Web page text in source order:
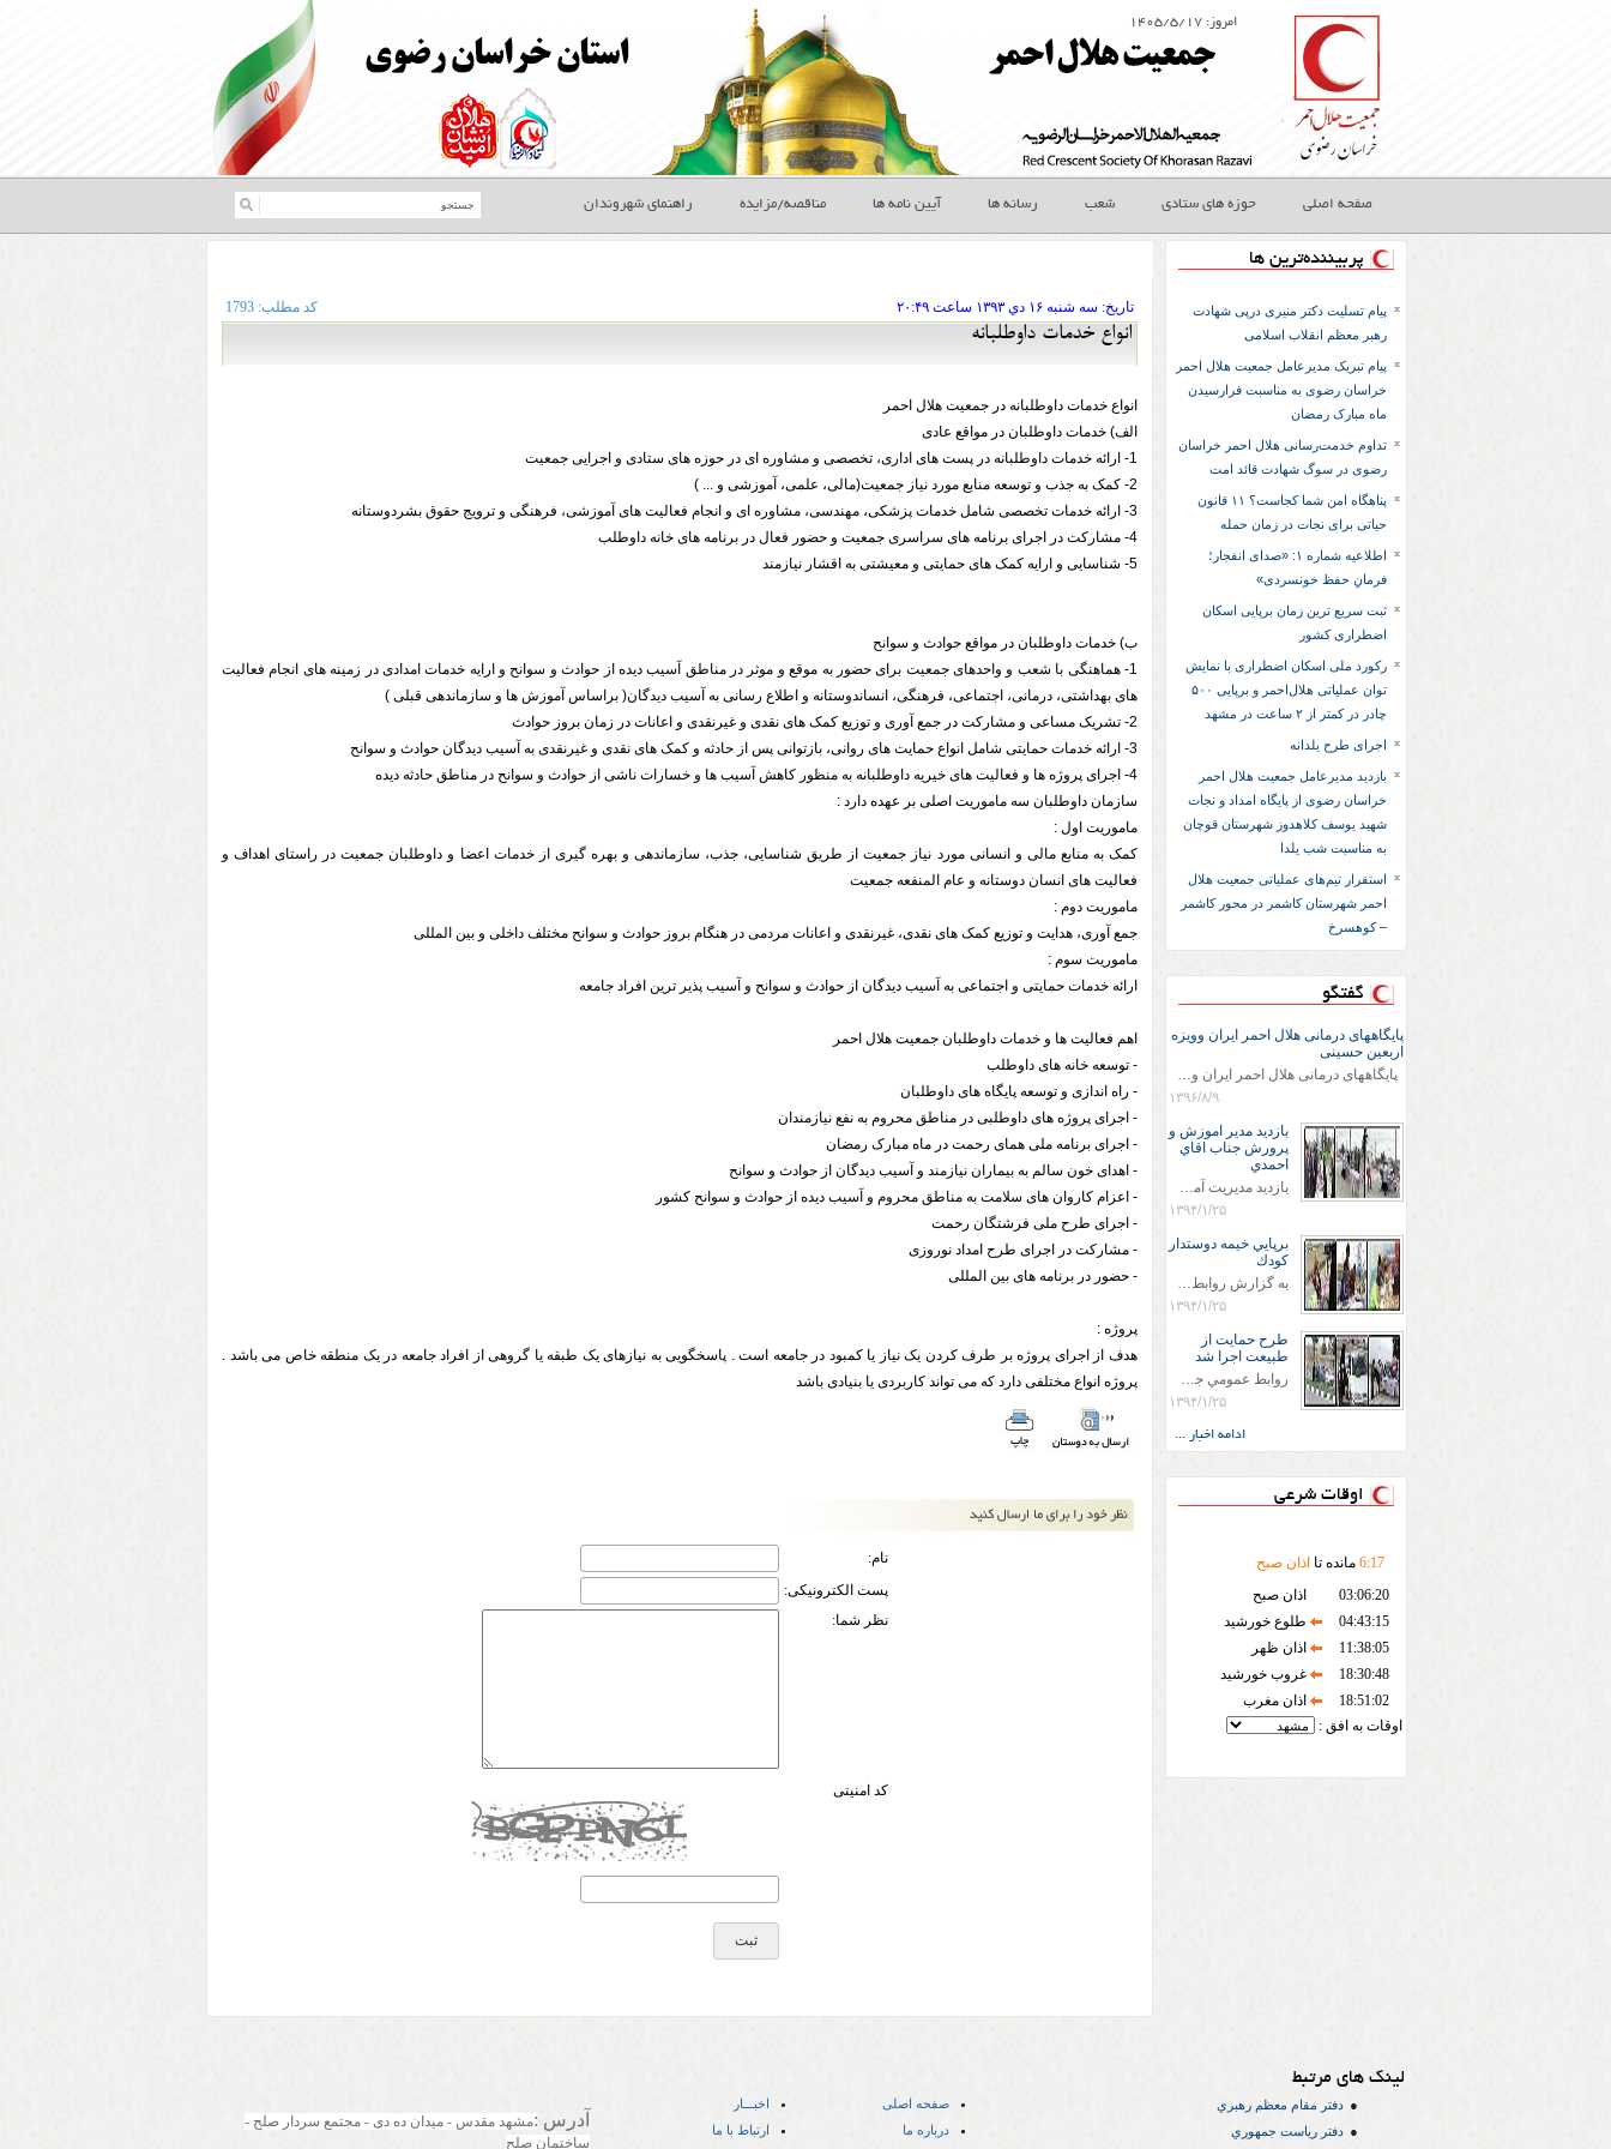
امروز: ۱۴۰۵/۵/۱۷
صفحه اصلی حوزه های ستادی شعب رسانه ها آیین نامه ها مناقصه/مزایده راهنمای شهروندان
پربیننده‌ترین ها
پیام تسلیت دکتر منیری درپی شهادت
رهبر معظم انقلاب اسلامی
پیام تبریک مدیرعامل جمعیت هلال احمر
خراسان رضوی به مناسبت فرارسیدن
ماه مبارک رمضان
تداوم خدمت‌رسانی هلال احمر خراسان
رضوی در سوگ شهادت قائد امت
پناهگاه امن شما کجاست؟ ۱۱ قانون
حیاتی برای نجات در زمان حمله
اطلاعیه شماره ۱: «صدای انفجار؛
فرمانِ حفظ خونسردی»
ثبت سریع‌ ترین زمان برپایی اسکان
اضطراری کشور
رکورد ملی اسکان اضطراری با نمایش
توان عملیاتی هلال‌احمر و برپایی ۵۰۰
چادر در کمتر از ۲ ساعت در مشهد
اجرای طرح یلدانه
بازدید مدیرعامل جمعیت هلال احمر
خراسان رضوی از پایگاه امداد و نجات
شهید یوسف کلاهدوز شهرستان قوچان
به مناسبت شب یلدا
استقرار تیم‌های عملیاتی جمعیت هلال
احمر شهرستان کاشمر در محور کاشمر
– کوهسرخ
گفتگو
پایگاههای درمانی هلال احمر ایران وویزه
اربعین حسینی
پایگاههای درمانی هلال احمر ایران وویزه اربعین حسینی
۱۳۹۶/۸/۹
بازديد مدير اموزش و
پرورش جناب اقاي
احمدي
بازديد مديريت آموزش و پروش جناب اقاي احمدي به همراه اعضاي ستاد اسكان آموزش و پروش شهرستان سرخس در ساعت 11:30 در مورخه 11/1/1394 صورت گرفت و مسئولین با حضور در پست مسافرين نوروزی كه جمعیت هلال احمر شهرستان از نزدیک در جریان روند اجرای طرح های قرار گرفتند .
۱۳۹۴/۱/۲۵
برپايي خيمه دوستدار
كودك
به گزارش روابط عمومي جمعيت هلال احمر شهرستان سرخس علاوه بر اجرای خدمات امدادی، راهنمایی های گردشگری و موقعیت های جغرافیایی و برپایی چادرهای سلامت به منظور سنجش رایگان فشار و قندخون مسافران، ، خيمه هايي.با عنوان دوستدار کودک تجهیزشده که دراین فضا کودکان مراجعه کننده از طریق نقاشی و سایر هنرهای تجسمی با مفاهیم جمعیت هلال احمر و اصول هفتگانه آن آشنا می شوند. به دليل حضور چشم گير كودكان و خانواده ها سعی شده در قالب های متناسب با سنین کودکان مراجعه کنند
۱۳۹۴/۱/۲۵
طرح حمايت از
طبيعت اجرا شد
روابط عمومي جمعيت هلال احمر سرخس جمعيت هلال احمر سرخس در روز طبيعت جوانان جمعيت هلال احمر سرخس در راستاي حفاظت و حمايت از محيط زيست با انگيزه داشتن طبيعت زيبا و بدون زباله و جهت فرهنگ سازي طرح حمايت از طبيعت را اجرا نمودند. اين طرح با رويكرد حمايتي و اموزشي در خصوص اشتي باطبيعت اجرا شد و در اين طرح 700 عدد كيسه زباله وبروشور در خروجي هاي شهر بين همشهريان و مسافرين نوروزي توزيع گرديد و در راه بازگشت كيسه هاي زباله توسط همشهريان به مامورين محترم شهرداري مستقر در ورودي شهر
۱۳۹۴/۱/۲۵
ادامه اخبار ...
اوقات شرعی
6:17 مانده تا اذان صبح
03:06:20
اذان صبح
04:43:15
طلوع خورشید
11:38:05
اذان ظهر
18:30:48
غروب خورشید
18:51:02
اذان مغرب
اوقات به افق :
تاريخ: ۱۳۹۳ سه شنبه ۱۶ دي ساعت ۲۰:۴۹ کد مطلب: 1793
انواع خدمات داوطلبانه
انواع خدمات داوطلبانه در جمعیت هلال احمر
الف) خدمات داوطلبان در مواقع عادی
1- ارائه خدمات داوطلبانه در پست های اداری، تخصصی و مشاوره ای در حوزه های ستادی و اجرایی جمعیت
2- کمک به جذب و توسعه منابع مورد نیاز جمعیت(مالی، علمی، آموزشی و ... )
3- ارائه خدمات تخصصی شامل خدمات پزشکی، مهندسی، مشاوره ای و انجام فعالیت های آموزشی، فرهنگی و ترویج حقوق بشردوستانه
4- مشارکت در اجرای برنامه های سراسری جمعیت و حضور فعال در برنامه های خانه داوطلب
5- شناسایی و ارایه کمک های حمایتی و معیشتی به اقشار نیازمند
ب) خدمات داوطلبان در مواقع حوادث و سوانح
1- هماهنگی با شعب و واحدهای جمعیت برای حضور به موقع و موثر در مناطق آسیب دیده از حوادث و سوانح و ارایه خدمات امدادی در زمینه های انجام فعالیت
های بهداشتی، درمانی، اجتماعی، فرهنگی، انساندوستانه و اطلاع رسانی به آسیب دیدگان( براساس آموزش ها و سازماندهی قبلی )
2- تشریک مساعی و مشارکت در جمع آوری و توزیع کمک های نقدی و غیرنقدی و اعانات در زمان بروز حوادث
3- ارائه خدمات حمایتی شامل انواع حمایت های روانی، بازتوانی پس از حادثه و کمک های نقدی و غیرنقدی به آسیب دیدگان حوادث و سوانح
4- اجرای پروژه ها و فعالیت های خیریه داوطلبانه به منظور کاهش آسیب ها و خسارات ناشی از حوادث و سوانح در مناطق حادثه دیده
سازمان داوطلبان سه ماموریت اصلی بر عهده دارد :
ماموریت اول :
کمک به منابع مالی و انسانی مورد نیاز جمعیت از طریق شناسایی، جذب، سازماندهی و بهره گیری از خدمات اعضا و داوطلبان جمعیت در راستای اهداف و
فعالیت های انسان دوستانه و عام المنفعه جمعیت
ماموریت دوم :
جمع آوری، هدایت و توزیع کمک های نقدی، غیرنقدی و اعانات مردمی در هنگام بروز حوادث و سوانح مختلف داخلی و بین المللی
ماموریت سوم :
ارائه خدمات حمایتی و اجتماعی به آسیب دیدگان از حوادث و سوانح و آسیب پذیر ترین افراد جامعه
اهم فعالیت ها و خدمات داوطلبان جمعیت هلال احمر
- توسعه خانه های داوطلب
- راه اندازی و توسعه پایگاه های داوطلبان
- اجرای پروژه های داوطلبی در مناطق محروم به نفع نیازمندان
- اجرای برنامه ملی همای رحمت در ماه مبارک رمضان
- اهدای خون سالم به بیماران نیازمند و آسیب دیدگان از حوادث و سوانح
- اعزام کاروان های سلامت به مناطق محروم و آسیب دیده از حوادث و سوانح کشور
- اجرای طرح ملی فرشتگان رحمت
- مشارکت در اجرای طرح امداد نوروزی
- حضور در برنامه های بین المللی
پروژه :
هدف از اجرای پروژه بر طرف کردن یک نیاز یا کمبود در جامعه است . پاسخگویی به نیازهای یک طبقه یا گروهی از افراد جامعه در یک منطقه خاص می باشد .
پروژه انواع مختلفی دارد که می تواند کاربردی یا بنیادی باشد
نام:
پست الکترونیکی:
نظر شما:
کد امنیتی
لینک های مرتبط
دفتر مقام معظم رهبري
دفتر رياست جمهوري
صفحه اصلی
اخبـــار
درباره ما
ارتباط با ما آدرس :
ساختمان صلح